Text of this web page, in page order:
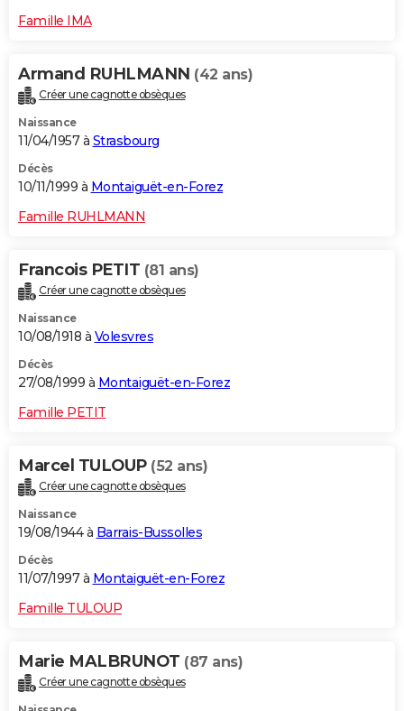
Famille IMA
Armand RUHLMANN (42 ans)
Créer une cagnotte obsèques
Naissance
11/04/1957 à Strasbourg
Décès
10/11/1999 à Montaiguët-en-Forez
Famille RUHLMANN
Francois PETIT (81 ans)
Créer une cagnotte obsèques
Naissance
10/08/1918 à Volesvres
Décès
27/08/1999 à Montaiguët-en-Forez
Famille PETIT
Marcel TULOUP (52 ans)
Créer une cagnotte obsèques
Naissance
19/08/1944 à Barrais-Bussolles
Décès
11/07/1997 à Montaiguët-en-Forez
Famille TULOUP
Marie MALBRUNOT (87 ans)
Créer une cagnotte obsèques